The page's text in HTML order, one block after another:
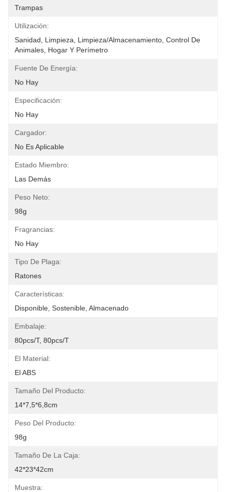
Trampas
Utilización:
Sanidad, Limpieza, Limpieza/almacenamiento, Control De
Animales, Hogar Y Perímetro
Fuente De Energía:
No Hay
Especificación:
No Hay
Cargador:
No Es Aplicable
Estado Miembro:
Las Demás
Peso Neto:
98g
Fragrancias:
No Hay
Tipo De Plaga:
Ratones
Características:
Disponible, Sostenible, Almacenado
Embalaje:
80pcs/t, 80pcs/t
El Material:
El ABS
Tamaño Del Producto:
14*7,5*6,8cm
Peso Del Producto:
98g
Tamaño De La Caja:
42*23*42cm
Muestra: